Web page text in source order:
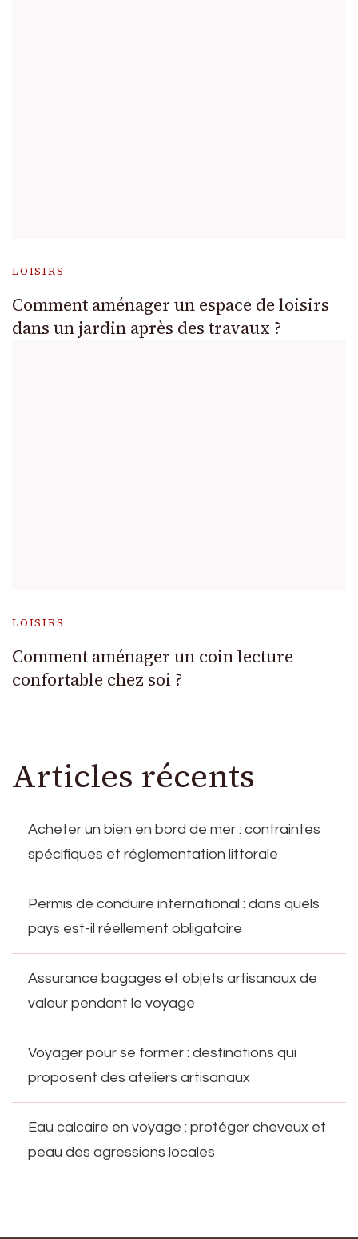
LOISIRS
Comment aménager un espace de loisirs
dans un jardin après des travaux ?
LOISIRS
Comment aménager un coin lecture
confortable chez soi ?
Articles récents
Acheter un bien en bord de mer : contraintes
spécifiques et réglementation littorale
Permis de conduire international : dans quels
pays est-il réellement obligatoire
Assurance bagages et objets artisanaux de
valeur pendant le voyage
Voyager pour se former : destinations qui
proposent des ateliers artisanaux
Eau calcaire en voyage : protéger cheveux et
peau des agressions locales